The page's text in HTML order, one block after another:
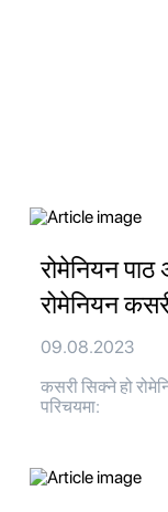
रोमेनियन
रोमेनियन
09.08.2023
कसरी सिक्ने हो
परिचयमा: